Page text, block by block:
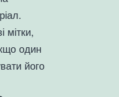
мітки,
один
його